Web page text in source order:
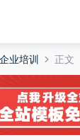
企业培训 正文